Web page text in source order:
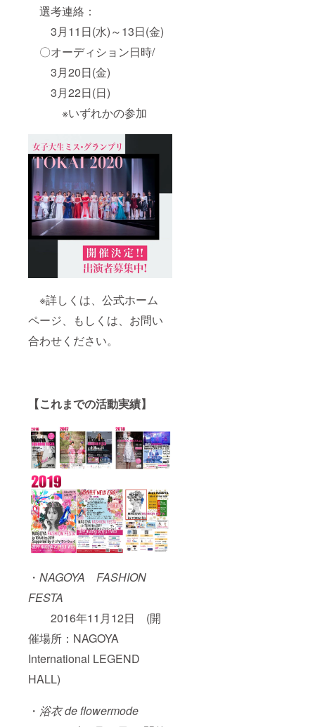
選考連絡：
3月11日(水)～13日(金)
〇オーディション日時/
3月20日(金)
3月22日(日)
※いずれかの参加
※詳しくは、公式ホーム
ページ、もしくは、お問い
合わせください。
【これまでの活動実績】
・ NAGOYA FASHION
FESTA
2016年11月12日 (開
催場所：NAGOYA
International LEGEND
HALL)
・ 浴衣 de flowermode